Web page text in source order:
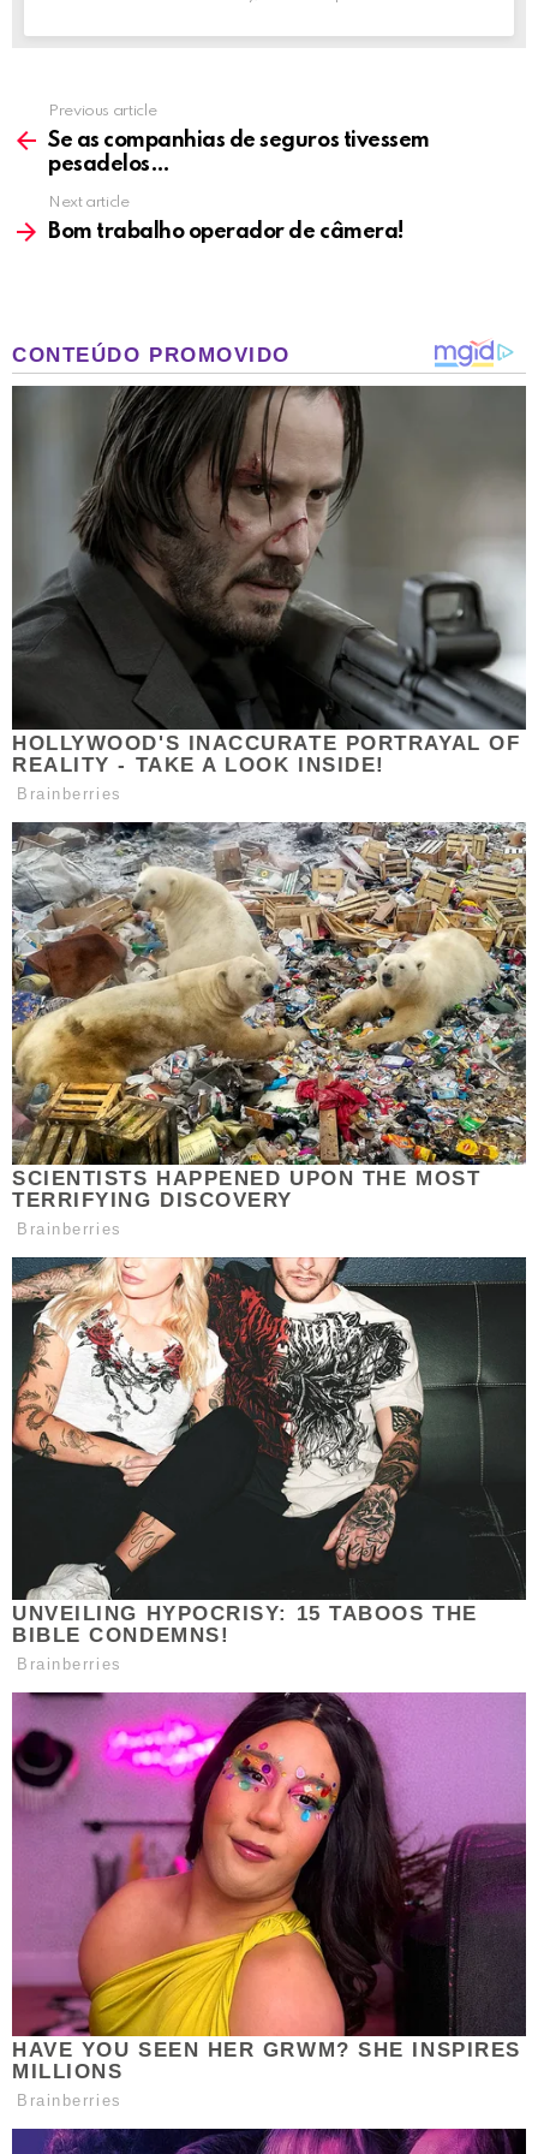
more
Previous article
Se as companhias de seguros tivessem
pesadelos…
Next article
Bom trabalho operador de câmera!